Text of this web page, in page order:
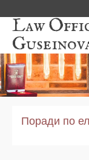
Law
Поради по